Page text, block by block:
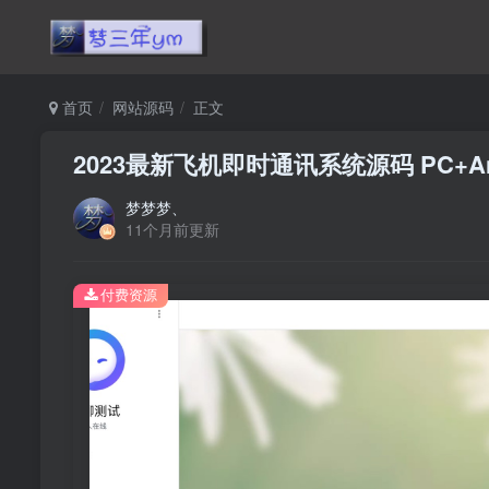
首页 网站源码 正文
2023最新飞机即时通讯系统源码
梦梦梦、
11个月前更新
付费资源